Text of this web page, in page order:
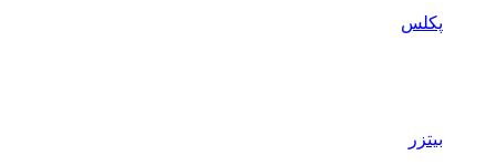
پکلس
بیتزر